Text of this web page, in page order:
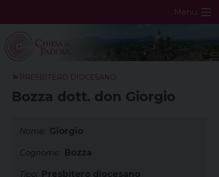
Menu
PRESBITERO DIOCESANO
Bozza dott. don Giorgio
Nome: Giorgio
Cognome: Bozza
Tipo: Presbitero diocesano